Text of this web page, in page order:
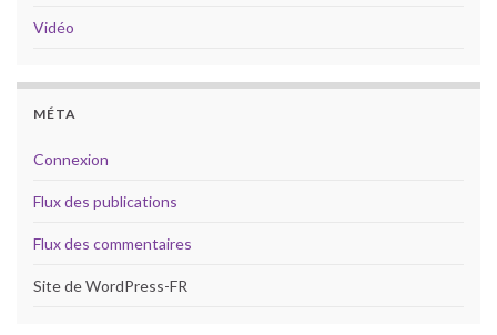
Vidéo
MÉTA
Connexion
Flux des publications
Flux des commentaires
Site de WordPress-FR